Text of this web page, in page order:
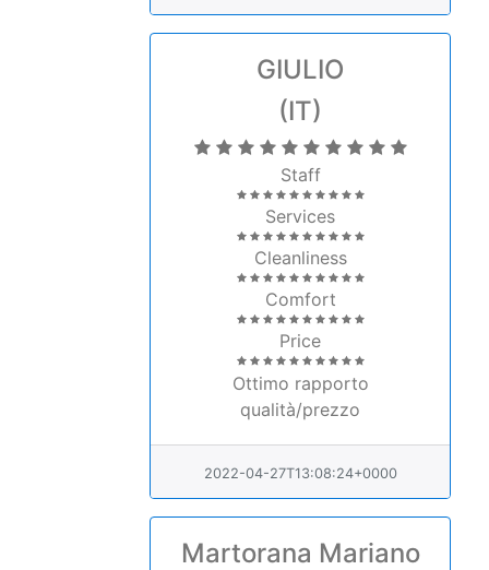
GIULIO
(IT)
Staff
Services
Cleanliness
Comfort
Price
Ottimo rapporto
qualità/prezzo
2022-04-27T13:08:24+0000
Martorana Mariano